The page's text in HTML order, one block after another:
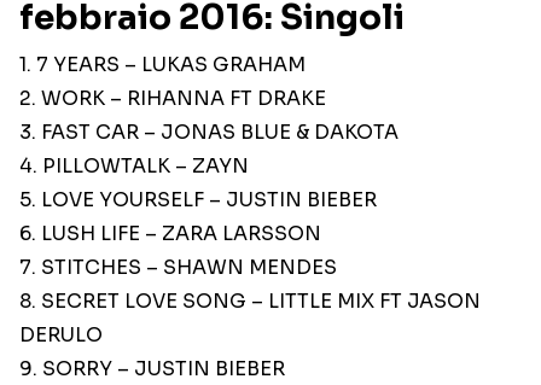
febbraio 2016: Singoli
1. 7 YEARS – LUKAS GRAHAM
2. WORK – RIHANNA FT DRAKE
3. FAST CAR – JONAS BLUE & DAKOTA
4. PILLOWTALK – ZAYN
5. LOVE YOURSELF – JUSTIN BIEBER
6. LUSH LIFE – ZARA LARSSON
7. STITCHES – SHAWN MENDES
8. SECRET LOVE SONG – LITTLE MIX FT JASON
DERULO
9. SORRY – JUSTIN BIEBER